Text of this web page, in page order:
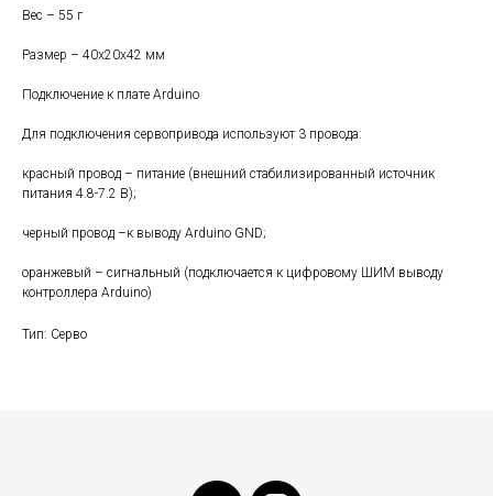
Вес – 55 г
Размер – 40х20х42 мм
Подключение к плате Arduino
Для подключения сервопривода используют 3 провода:
красный провод – питание (внешний стабилизированный источник
питания 4.8-7.2 В);
черный провод –к выводу Arduino GND;
оранжевый – сигнальный (подключается к цифровому ШИМ выводу
контроллера Arduino)
Тип: Серво